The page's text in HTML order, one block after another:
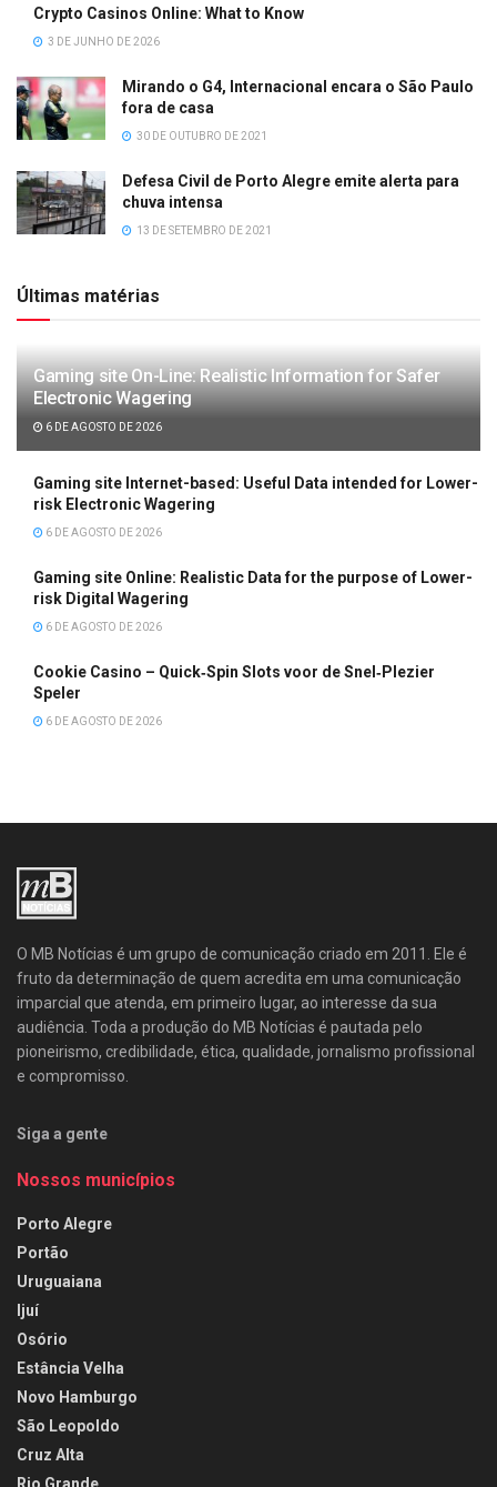
Crypto Casinos Online: What to Know
3 DE JUNHO DE 2026
Mirando o G4, Internacional encara o São Paulo
fora de casa
30 DE OUTUBRO DE 2021
Defesa Civil de Porto Alegre emite alerta para
chuva intensa
13 DE SETEMBRO DE 2021
Últimas matérias
Gaming site On-Line: Realistic Information for Safer
Electronic Wagering
6 DE AGOSTO DE 2026
Gaming site Internet-based: Useful Data intended for Lower-
risk Electronic Wagering
6 DE AGOSTO DE 2026
Gaming site Online: Realistic Data for the purpose of Lower-
risk Digital Wagering
6 DE AGOSTO DE 2026
Cookie Casino – Quick‑Spin Slots voor de Snel‑Plezier
Speler
6 DE AGOSTO DE 2026
O MB Notícias é um grupo de comunicação criado em 2011. Ele é
fruto da determinação de quem acredita em uma comunicação
imparcial que atenda, em primeiro lugar, ao interesse da sua
audiência. Toda a produção do MB Notícias é pautada pelo
pioneirismo, credibilidade, ética, qualidade, jornalismo profissional
e compromisso.
Siga a gente
Nossos municípios
Porto Alegre
Portão
Uruguaiana
Ijuí
Osório
Estância Velha
Novo Hamburgo
São Leopoldo
Cruz Alta
Rio Grande